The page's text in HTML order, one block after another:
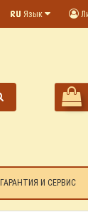
Язык
ГАРАНТИЯ И СЕРВИС